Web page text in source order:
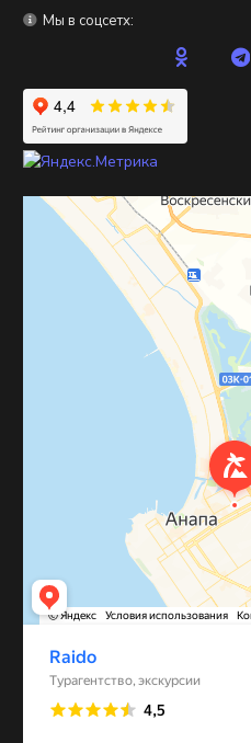
Мы в соцсетх: